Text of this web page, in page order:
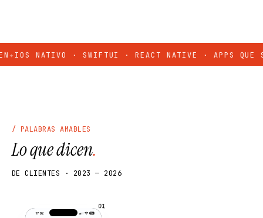
IOS NATIVO · SWIFTUI · REACT NATIVE · APPS QUE SE
/ PALABRAS AMABLES
Lo que dicen.
DE CLIENTES · 2023 — 2026
01